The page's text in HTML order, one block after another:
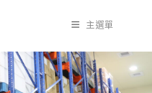
主選單